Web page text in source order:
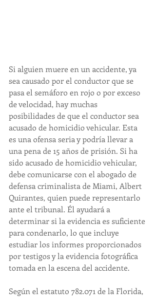
Si alguien muere en un accidente, ya
sea causado por el conductor que se
pasa el semáforo en rojo o por exceso
de velocidad, hay muchas
posibilidades de que el conductor sea
acusado de homicidio vehicular. Esta
es una ofensa seria y podría llevar a
una pena de 15 años de prisión. Si ha
sido acusado de homicidio vehicular,
debe comunicarse con el abogado de
defensa criminalista de Miami, Albert
Quirantes, quien puede representarlo
ante el tribunal. Él ayudará a
determinar si la evidencia es suficiente
para condenarlo, lo que incluye
estudiar los informes proporcionados
por testigos y la evidencia fotográfica
tomada en la escena del accidente.
Según el estatuto 782.071 de la Florida,